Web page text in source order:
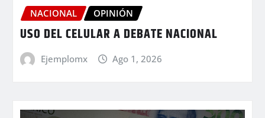
NACIONAL OPINIÓN
USO DEL CELULAR A DEBATE NACIONAL
Ejemplomx Ago 1, 2026